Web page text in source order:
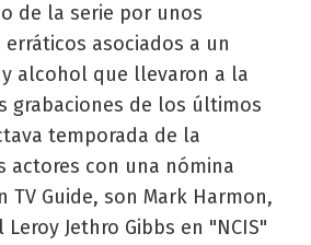
de la serie por unos
asociados a un
alcohol que llevaron a la
grabaciones de los últimos
temporada de la
actores con una nómina
TV Guide, son Mark Harmon,
Jethro Gibbs en "NCIS"